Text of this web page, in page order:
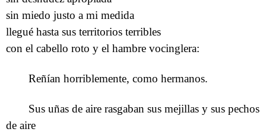
sin miedo justo a mi medida
llegué hasta sus territorios terribles
con el cabello roto y el hambre vocinglera:
Reñían horriblemente, como hermanos.
Sus uñas de aire rasgaban sus mejillas y sus pechos
de aire